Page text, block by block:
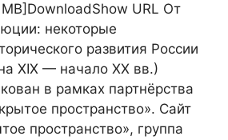
URL От
некоторые
развития России
XIX — начало XX вв.)
в рамках партнёрства
пространство». Сайт
пространство», группа